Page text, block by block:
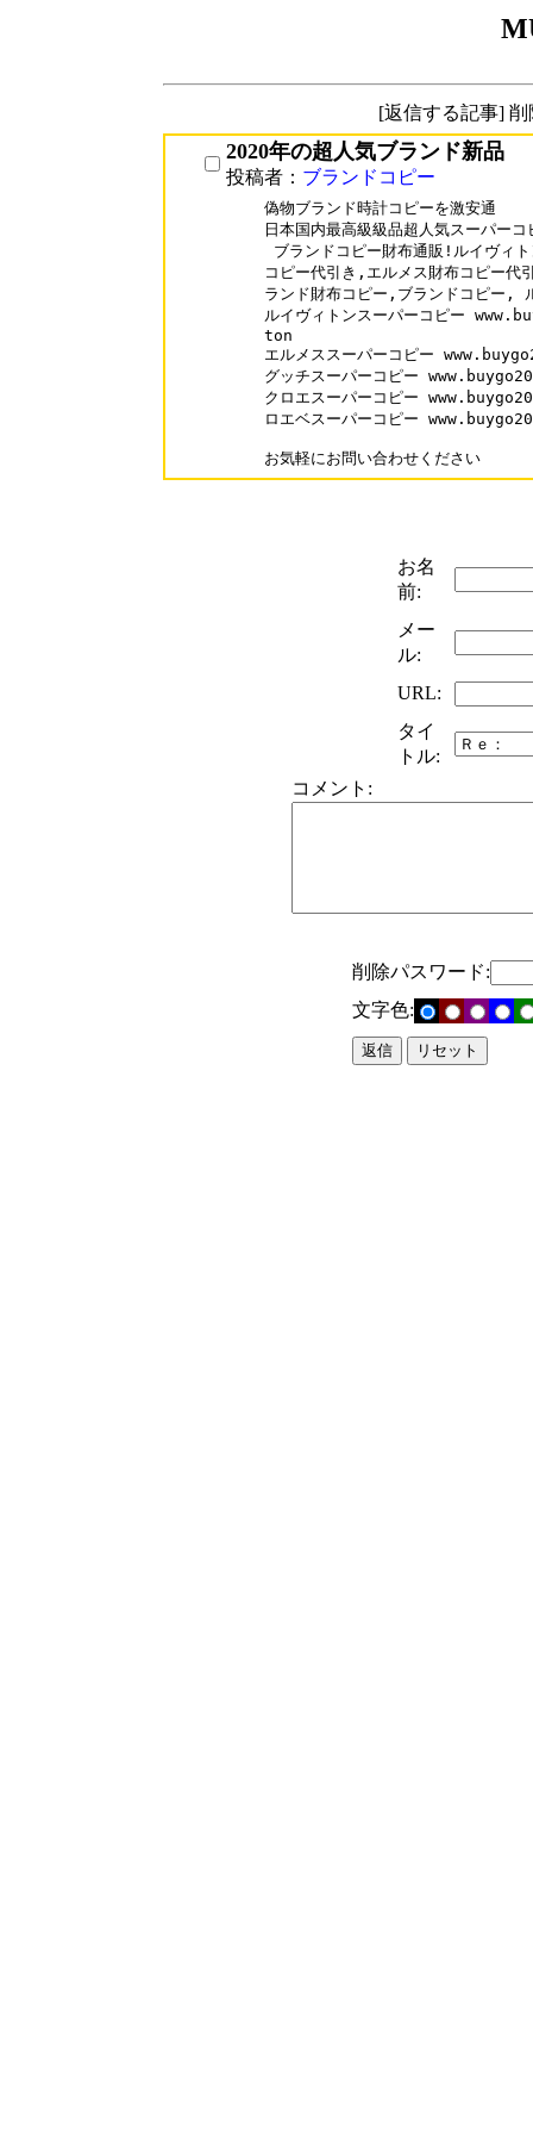
[返信する記事]
2020年の超人気ブランド新品
投稿者： ブランドコピー
偽物ブランド時計コピーを激安通
日本国内最高級級品超人気スーパー
ブランドコピー財布通販!ルイヴィ
コピー代引き,エルメス財布コピー
ランド財布コピー,ブランドコピー,
ルイヴィトンスーパーコピー
ton
エルメススーパーコピー
グッチスーパーコピー
クロエスーパーコピー
ロエベスーパーコピー
お気軽にお問い合わせください
お名
前:
メー
ル:
URL:
タイ
トル:
コメント:
削除パスワード:
文字色: